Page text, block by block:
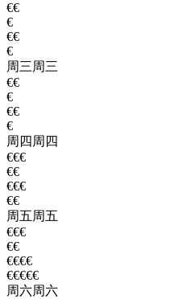
€€
€
€€
€
周三周三
€€
€
€€
€
周四 周四
€€€
€€
€€€
€€
周五周五
€€€
€€
€€€€
€€€€€
周六周六